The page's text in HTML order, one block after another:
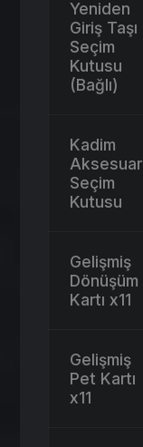
Yeniden
Giriş Taşı
Seçim
Kutusu
(Bağlı)
Kadim
Aksesuar
Seçim
Kutusu
Gelişmiş
Dönüşüm
Kartı x11
Gelişmiş
Pet Kartı
x11